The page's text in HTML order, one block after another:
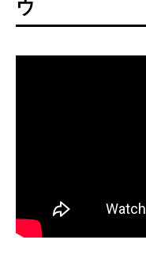
ウ